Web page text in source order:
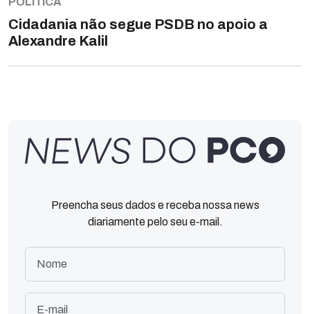
Cidadania não segue PSDB no apoio a
Alexandre Kalil
Preencha seus dados e receba nossa news
diariamente pelo seu e-mail.